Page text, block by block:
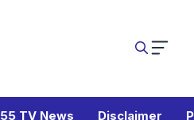
55 TV News Disclaimer